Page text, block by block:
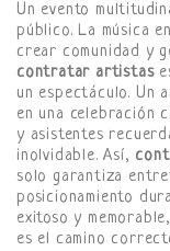
Un evento
público. La música
crear comunidad y
contratar artistas
un espectáculo. Un
en una celebración
y asistentes
inolvidable. Así,
solo garantiza
posicionamiento
exitoso y memorable,
es el camino